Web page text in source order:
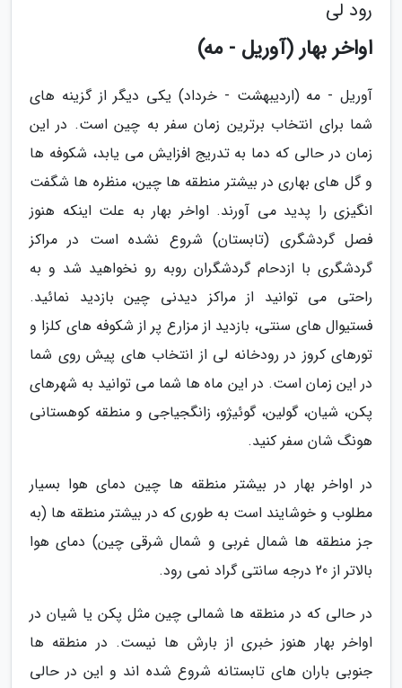
رود لی
اواخر بهار (آوریل - مه)
آوریل - مه (اردیبهشت - خرداد) یکی دیگر از گزینه های
شما برای انتخاب برترین زمان سفر به چین است. در این
زمان در حالی که دما به تدریج افزایش می یابد، شکوفه ها
و گل های بهاری در بیشتر منطقه ها چین، منظره ها شگفت
انگیزی را پدید می آورند. اواخر بهار به علت اینکه هنوز
فصل گردشگری (تابستان) شروع نشده است در مراکز
گردشگری با ازدحام گردشگران روبه رو نخواهید شد و به
راحتی می توانید از مراکز دیدنی چین بازدید نمائید.
فستیوال های سنتی، بازدید از مزارع پر از شکوفه های کلزا و
تورهای کروز در رودخانه لی از انتخاب های پیش روی شما
در این زمان است. در این ماه ها شما می توانید به شهرهای
پکن، شیان، گولین، گوئیژو، زانگجیاجی و منطقه کوهستانی
هونگ شان سفر کنید.
در اواخر بهار در بیشتر منطقه ها چین دمای هوا بسیار
مطلوب و خوشایند است به طوری که در بیشتر منطقه ها (به
جز منطقه ها شمال غربی و شمال شرقی چین) دمای هوا
بالاتر از 20 درجه سانتی گراد نمی رود.
در حالی که در منطقه ها شمالی چین مثل پکن یا شیان در
اواخر بهار هنوز خبری از بارش ها نیست. در منطقه ها
جنوبی باران های تابستانه شروع شده اند و این در حالی